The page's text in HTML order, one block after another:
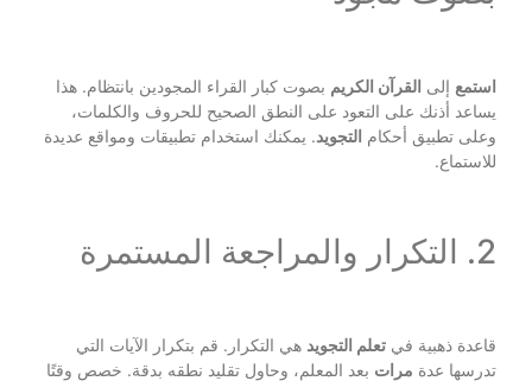
استمع إلى القرآن الكريم بصوت كبار القراء المجودين بانتظام. هذا
يساعد أذنك على التعود على النطق الصحيح للحروف والكلمات،
وعلى تطبيق أحكام التجويد. يمكنك استخدام تطبيقات ومواقع عديدة
للاستماع.
2. التكرار والمراجعة المستمرة
قاعدة ذهبية في تعلم التجويد هي التكرار. قم بتكرار الآيات التي
تدرسها عدة مرات بعد المعلم، وحاول تقليد نطقه بدقة. خصص وقتًا